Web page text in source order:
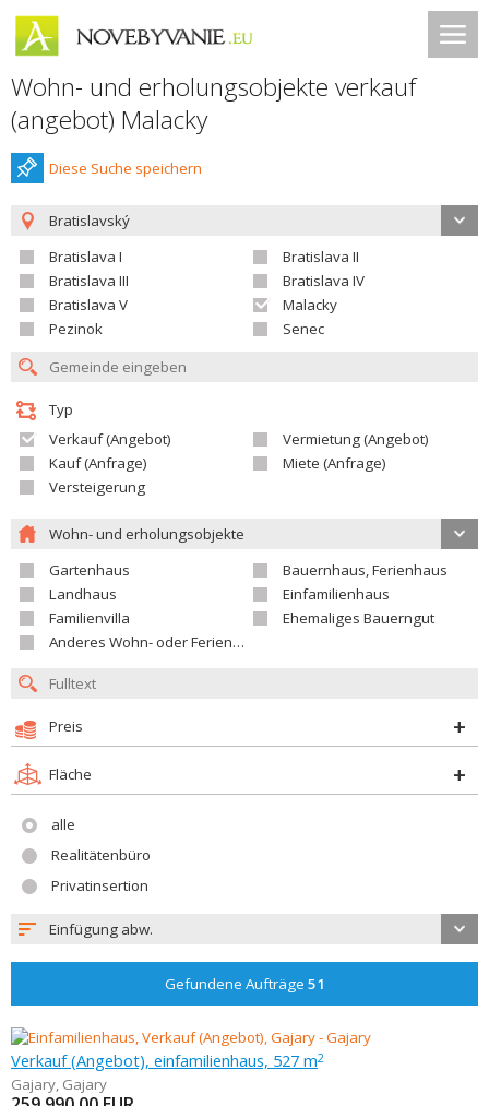
Wohn- und erholungsobjekte verkauf
(angebot) Malacky
Diese Suche speichern
Bratislavský
Bratislava I
Bratislava II
Bratislava III
Bratislava IV
Bratislava V
Malacky
Pezinok
Senec
Typ
Verkauf (Angebot)
Vermietung (Angebot)
Kauf (Anfrage)
Miete (Anfrage)
Versteigerung
Wohn- und erholungsobjekte
Gartenhaus
Bauernhaus, Ferienhaus
Landhaus
Einfamilienhaus
Familienvilla
Ehemaliges Bauerngut
Anderes Wohn- oder Ferienobjekt
Preis
Fläche
alle
Realitätenbüro
Privatinsertion
Einfügung abw.
Gefundene Aufträge 51
Verkauf (Angebot), einfamilienhaus, 527 m2
Gajary, Gajary